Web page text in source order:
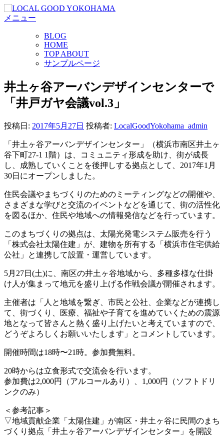
ン
キ
ッ
プ
メニュー
BLOG
HOME
TOP ABOUT
サンプルページ
井土ヶ谷アーバンデザインセンターで
「井戸ガヤ会議vol.3」
投稿日: 2017年5月27日 投稿者: LocalGoodYokohama_admin
「井土ヶ谷アーバンデザインセンター」（横浜市南区井土ヶ
谷下町27-1 1階）は、コミュニティ形成を助け、街が成長
し、成熟していくことを後押しする拠点として、2017年1月
30日にオープンしました。
住民会議やまちづくりのためのミーティングなどの開催や、
さまざまな学びと交流のイベントなどを通じて、街の活性化
を図るほか、住民や地域への情報発信などを行っています。
このまちづくりの拠点は、太陽光発電システム販売を行う
「株式会社太陽住建」が、建物を所有する「横浜市住宅供給
公社」と連携して設置・運営しています。
5月27日(土)に、南区の井土ヶ谷地域から、多種多様な仕掛
け人が集まって地元を盛り上げる作戦会議が開催されます。
主催者は「人と地域を繋ぎ、市民と公社、企業などが連携し
て、街づくり、医療、福祉や子育てを進めていくための震源
地となって皆さんと熱く盛り上げたいと考えていますので、
どうぞよろしくお願いいたします」とコメントしています。
開催時間は18時〜21時。参加費無料。
20時からは立食形式で交流会を行います。
参加費は2,000円（アルコールあり）、1,000円（ソフトドリ
ンクのみ）
＜参考記事＞
▽地域貢献企業「太陽住建」が南区・井土ヶ谷に民間のまち
づくり拠点「井土ヶ谷アーバンデザインセンター」を開設